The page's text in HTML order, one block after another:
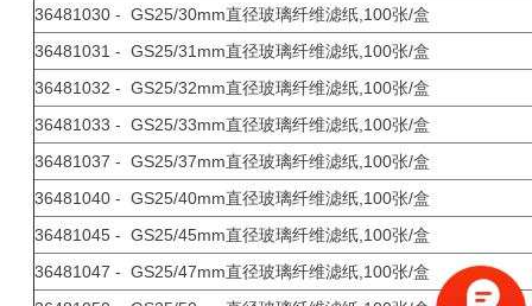
36481030 - GS25/30mm直径玻璃纤维滤纸,100张/盒
36481031 - GS25/31mm直径玻璃纤维滤纸,100张/盒
36481032 - GS25/32mm直径玻璃纤维滤纸,100张/盒
36481033 - GS25/33mm直径玻璃纤维滤纸,100张/盒
36481037 - GS25/37mm直径玻璃纤维滤纸,100张/盒
36481040 - GS25/40mm直径玻璃纤维滤纸,100张/盒
36481045 - GS25/45mm直径玻璃纤维滤纸,100张/盒
36481047 - GS25/47mm直径玻璃纤维滤纸,100张/盒